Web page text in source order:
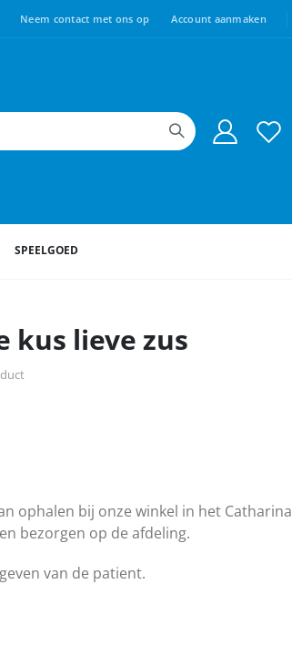
Neem contact met ons op Account aanmaken
SPEELGOED
kus lieve zus
ophalen bij onze winkel in het Catharina
bezorgen op de afdeling.
van de patient.